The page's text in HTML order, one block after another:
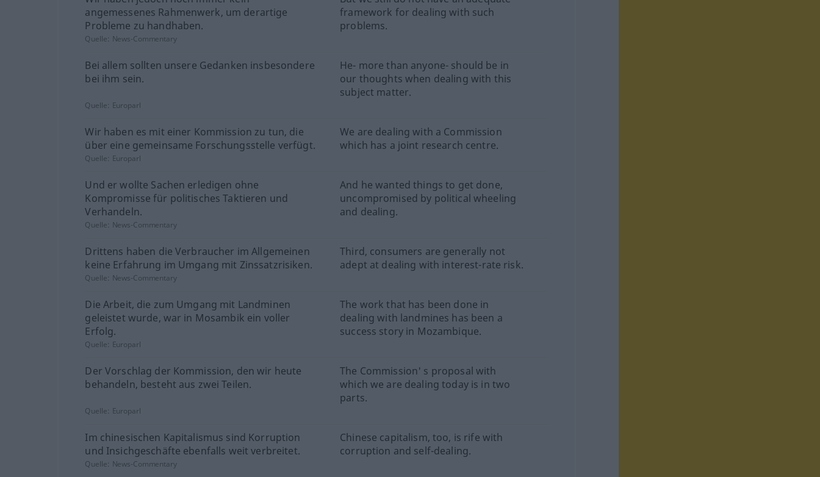
angemessenes Rahmenwerk, um derartige
Probleme zu handhaben.
framework for dealing with such
problems.
Quelle: News-Commentary
Bei allem sollten unsere Gedanken insbesondere
bei ihm sein.
He- more than anyone- should be in
our thoughts when dealing with this
subject matter.
Quelle: Europarl
Wir haben es mit einer Kommission zu tun, die
über eine gemeinsame Forschungsstelle verfügt.
We are dealing with a Commission
which has a joint research centre.
Quelle: Europarl
Und er wollte Sachen erledigen ohne
Kompromisse für politisches Taktieren und
Verhandeln.
And he wanted things to get done,
uncompromised by political wheeling
and dealing.
Quelle: News-Commentary
Drittens haben die Verbraucher im Allgemeinen
keine Erfahrung im Umgang mit Zinssatzrisiken.
Third, consumers are generally not
adept at dealing with interest-rate risk.
Quelle: News-Commentary
Die Arbeit, die zum Umgang mit Landminen
geleistet wurde, war in Mosambik ein voller
Erfolg.
The work that has been done in
dealing with landmines has been a
success story in Mozambique.
Quelle: Europarl
Der Vorschlag der Kommission, den wir heute
behandeln, besteht aus zwei Teilen.
The Commission' s proposal with
which we are dealing today is in two
parts.
Quelle: Europarl
Im chinesischen Kapitalismus sind Korruption
und Insichgeschäfte ebenfalls weit verbreitet.
Chinese capitalism, too, is rife with
corruption and self-dealing.
Quelle: News-Commentary